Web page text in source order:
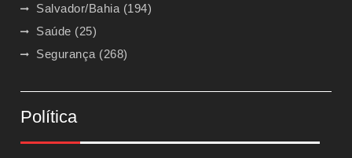
Salvador/Bahia (194)
Saúde (25)
Segurança (268)
Política